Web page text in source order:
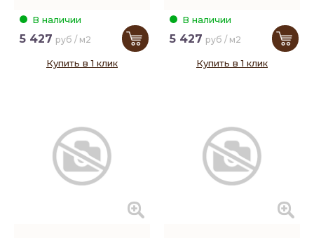
В наличии
5 427 руб / м2
Купить в 1 клик
В наличии
5 427 руб / м2
Купить в 1 клик